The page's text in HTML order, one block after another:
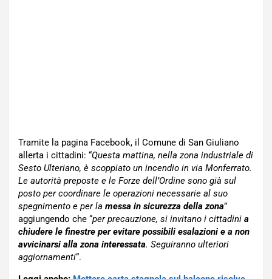
Tramite la pagina Facebook, il Comune di San Giuliano
allerta i cittadini: “Questa mattina, nella zona industriale di
Sesto Ulteriano, è scoppiato un incendio in via Monferrato.
Le autorità preposte e le Forze dell’Ordine sono già sul
posto per coordinare le operazioni necessarie al suo
spegnimento e per la messa in sicurezza della zona”
aggiungendo che “per precauzione, si invitano i cittadini a
chiudere le finestre per evitare possibili esalazioni e a non
avvicinarsi alla zona interessata. Seguiranno ulteriori
aggiornamenti“.